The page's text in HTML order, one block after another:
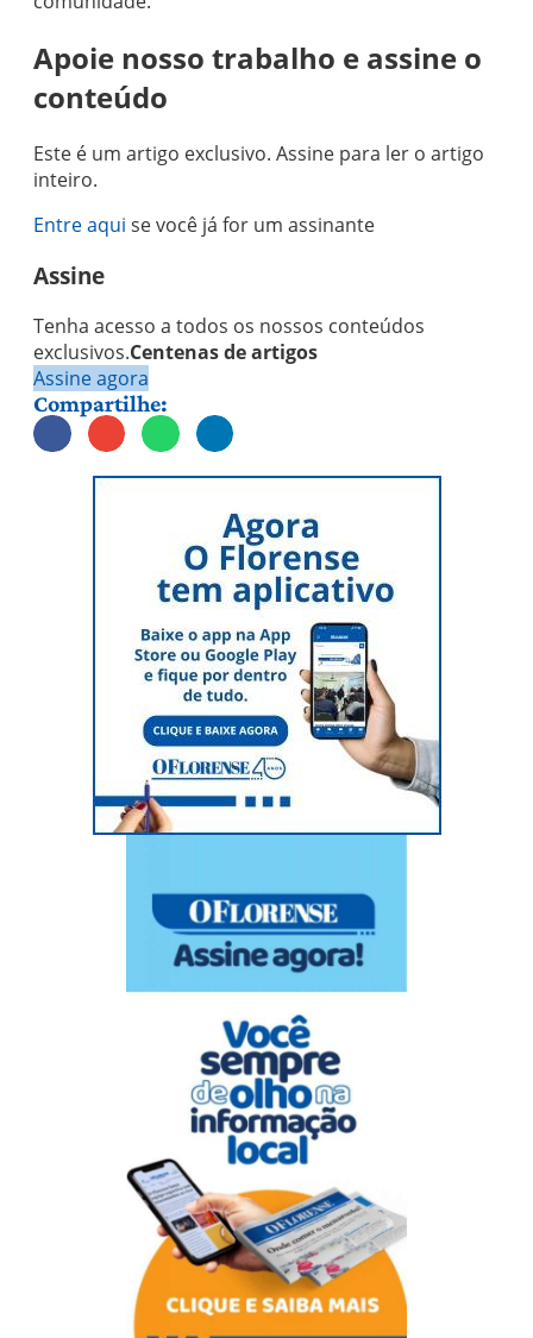
Apoie nosso trabalho e assine o
conteúdo
Este é um artigo exclusivo. Assine para ler o artigo
inteiro.
Entre aqui se você já for um assinante
Assine
Tenha acesso a todos os nossos conteúdos
exclusivos.Centenas de artigos
Assine agora
Compartilhe: